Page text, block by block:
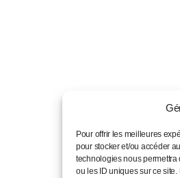
Pour offrir les meilleures
pour stocker et/ou accéder
technologies nous
ou les ID uniques sur ce